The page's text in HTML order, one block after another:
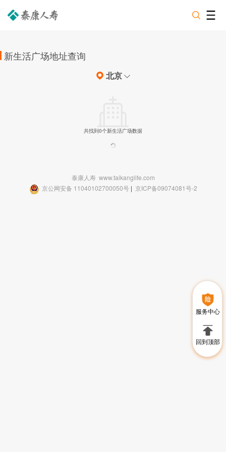
服务中心
回到顶部
新生活广场地址查询
北京
共找到0个新生活广场数据
泰康人寿 www.taikanglife.com
京公网安备 11040102700050号| 京ICP备09074081号-2